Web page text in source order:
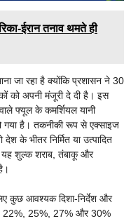
ईरान तनाव थमते ही
जा रहा है क्योंकि प्रशासन ने 30
को अपनी मंजूरी दे दी है। इस
फ्यूल के कमर्शियल यानी
गया है। तकनीकी रूप से एक्‍साइज
के भीतर निर्मित या उत्पादित
यह शुल्क शराब, तंबाकू और
कुछ आवश्यक दिशा-निर्देश और
22%, 25%, 27% और 30%